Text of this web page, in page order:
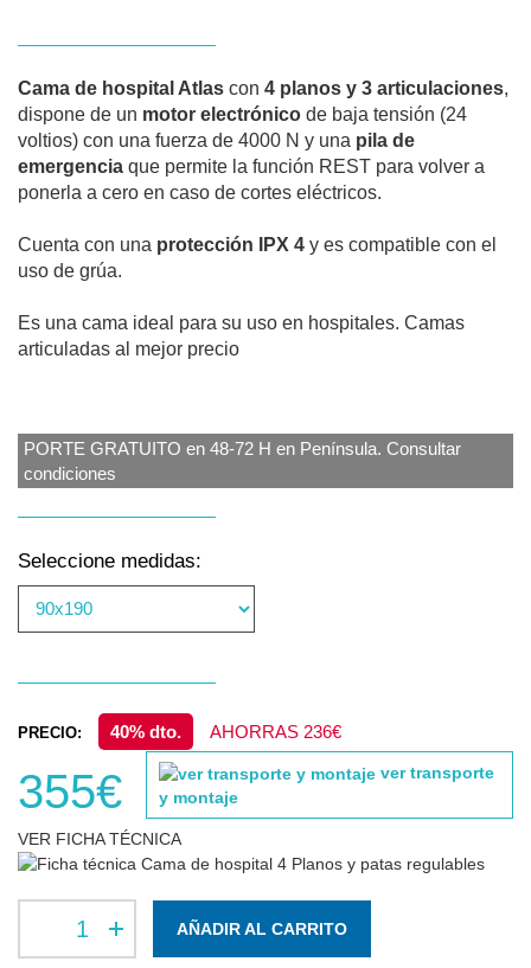
Cama de hospital Atlas con 4 planos y 3 articulaciones,
dispone de un motor electrónico de baja tensión (24
voltios) con una fuerza de 4000 N y una pila de
emergencia que permite la función REST para volver a
ponerla a cero en caso de cortes eléctricos.
Cuenta con una protección IPX 4 y es compatible con el
uso de grúa.
Es una cama ideal para su uso en hospitales. Camas
articuladas al mejor precio
PORTE GRATUITO en 48-72 H en Península. Consultar
condiciones
Seleccione medidas:
PRECIO: 40% dto. AHORRAS 236€
355€
ver transporte
y montaje
VER FICHA TÉCNICA
AÑADIR AL CARRITO